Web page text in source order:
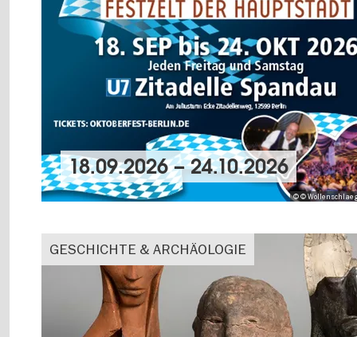
© ©
18.09.2026–24.10.2026
GESCHICHTE & ARCHÄOLOGIE